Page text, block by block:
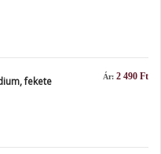
Ár: 2 490 Ft
fekete